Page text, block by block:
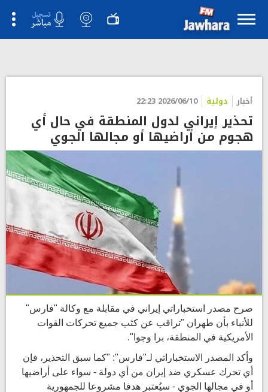
أخبار دولية 2026/06/10 22:23
تحذير إيراني لدول المنطقة في حال أي
هجوم من أراضيها أو مجالها الجوي
صرح مصدر استخباراتي إيراني في مقابلة مع وكالة "فارس"
للأنباء بأن طهران "تراقب عن كثب جميع تحركات القوات
الأمريكية في المنطقة، برا وجوا".
وأكد المصدر الاستخباراتي لـ"فارس": "كما سبق التحذير، فإن
أي تحرك عسكري ضد إيران من أي دولة - سواء على أراضيها
أو في مجالها الجوي - سيُعتبر هدفا مشروعا للجمهورية